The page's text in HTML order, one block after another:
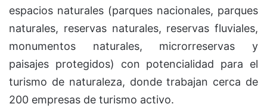
espacios naturales (parques nacionales, parques
naturales, reservas naturales, reservas fluviales,
monumentos naturales, microrreservas y
paisajes protegidos) con potencialidad para el
turismo de naturaleza, donde trabajan cerca de
200 empresas de turismo activo.